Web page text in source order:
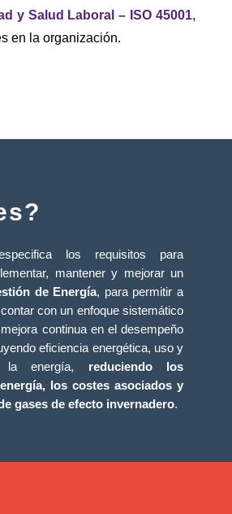
y Salud Laboral – ISO 45001,
en la organización.
los requisitos para
mantener y mejorar un
de Energía, para permitir a
con un enfoque sistemático
continua en el desempeño
eficiencia energética, uso y
la energía, reduciendo los
los costes asociados y
gases de efecto invernadero.